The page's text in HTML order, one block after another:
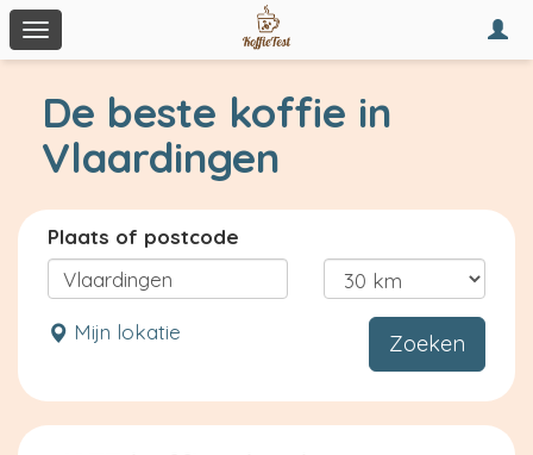
Toggle
navigation
De beste koffie in
Vlaardingen
Plaats of postcode
Mijn lokatie Zoeken